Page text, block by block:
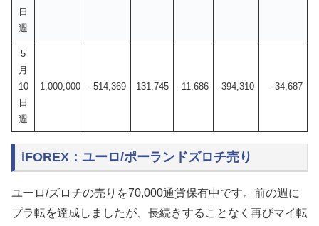
日
週
5
月
10
日
週
1,000,000 -514,369 131,745 -11,686 -394,310 -34,687
iFOREX：ユーロ/ポーランドズロチ売り
ユーロ/ズロチの売りを70,000通貨保有中です。前の週に
プラ転を達成しましたが、長続きすることなく再びマイ転